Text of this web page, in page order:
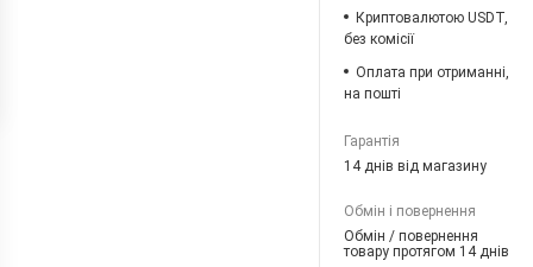
Криптовалютою USDT,
без комісії
Оплата при отриманні,
на пошті
Гарантія
14 днів від магазину
Обмін і повернення
Обмін / повернення
товару протягом 14 днів